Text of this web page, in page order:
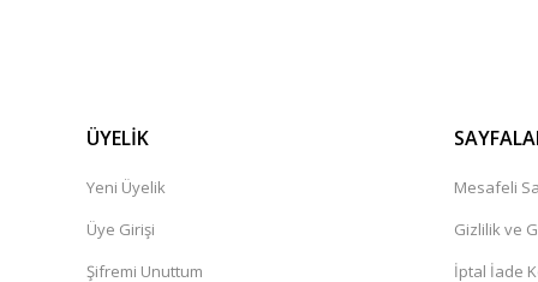
ÜYELİK
Yeni Üyelik
Üye Girişi
Şifremi Unuttum
Mesafeli
Gizlilik ve
İptal İade